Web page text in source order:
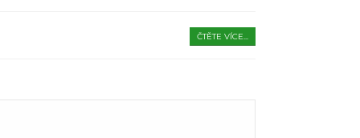
ČTĚTE VÍCE...